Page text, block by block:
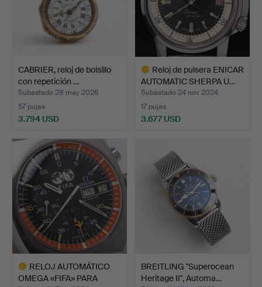
CABRIER, reloj de bolsillo
con repetición …
Subastado 28 may 2026
57 pujas
3.794 USD
Reloj de pulsera ENICAR
AUTOMATIC SHERPA U…
Subastado 24 nov 2024
17 pujas
3.677 USD
RELOJ AUTOMÁTICO
OMEGA «FIFA» PARA
BREITLING "Superocean
Heritage II", Automa…